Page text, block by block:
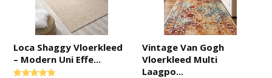
Loca Shaggy Vloerkleed
– Modern Uni Effe...
Vintage Van Gogh
Vloerkleed Multi
Laagpo...